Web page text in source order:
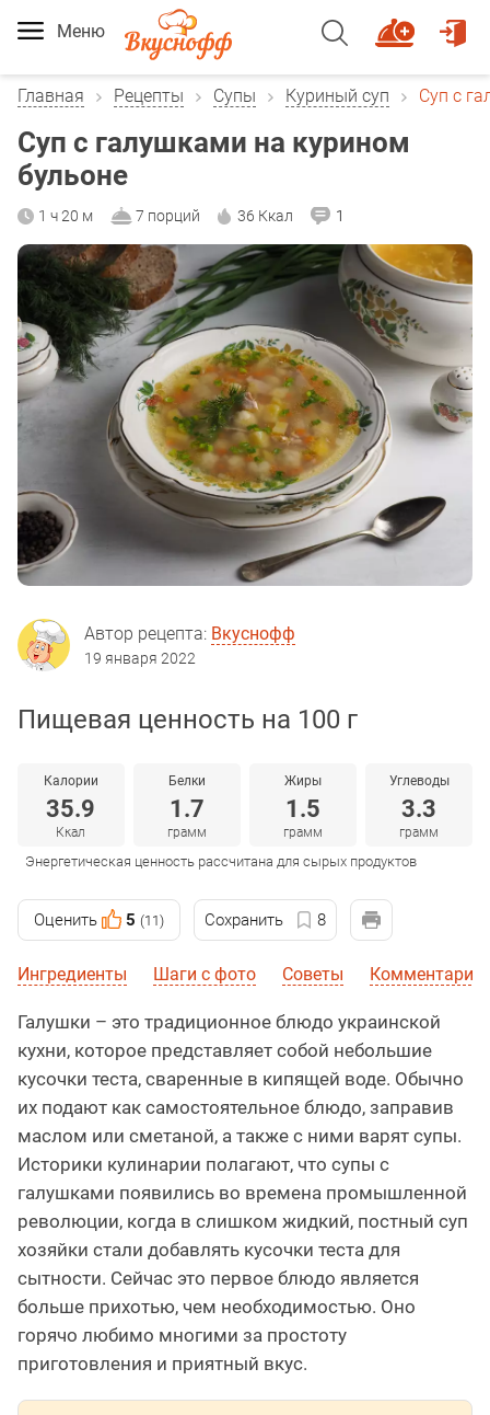
Меню
Главная Рецепты Супы Куриный суп Суп с
Суп с галушками на курином
бульоне
1 ч 20 м 7 порций 36 Ккал 1
Автор рецепта: Вкуснофф
19 января 2022
Пищевая ценность на 100 г
Калории
35.9
Ккал
Белки
1.7
грамм
Жиры
1.5
грамм
Углеводы
3.3
грамм
Энергетическая ценность рассчитана для сырых продуктов
Оценить 5 (11) Сохранить 8
Ингредиенты Шаги с фото Советы Комментарии
Галушки – это традиционное блюдо украинской
кухни, которое представляет собой небольшие
кусочки теста, сваренные в кипящей воде. Обычно
их подают как самостоятельное блюдо, заправив
маслом или сметаной, а также с ними варят супы.
Историки кулинарии полагают, что супы с
галушками появились во времена промышленной
революции, когда в слишком жидкий, постный суп
хозяйки стали добавлять кусочки теста для
сытности. Сейчас это первое блюдо является
больше прихотью, чем необходимостью. Оно
горячо любимо многими за простоту
приготовления и приятный вкус.